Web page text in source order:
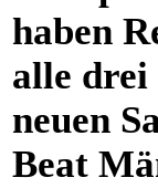
haben
alle drei
neuen
Beat